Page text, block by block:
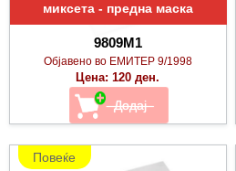
миксета - предна маска
9809М1
Објавено во ЕМИТЕР 9/1998
Цена: 120 ден.
Повеќе